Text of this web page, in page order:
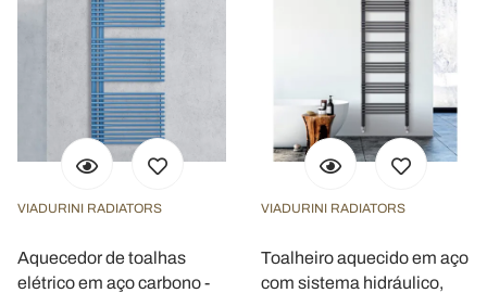
VIADURINI RADIATORS
Aquecedor de toalhas
elétrico em aço carbono -
VIADURINI RADIATORS
Toalheiro aquecido em aço
com sistema hidráulico,